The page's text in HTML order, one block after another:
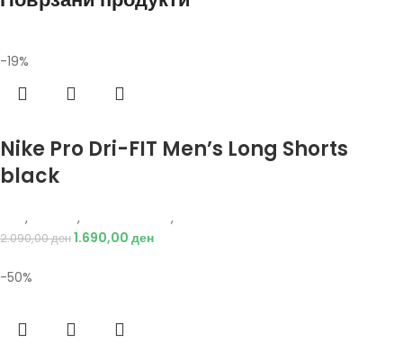
-19%
Nike Pro Dri-FIT Men’s Long Shorts
black
, , ,
2.090,00ден1.690,00 ден
-50%